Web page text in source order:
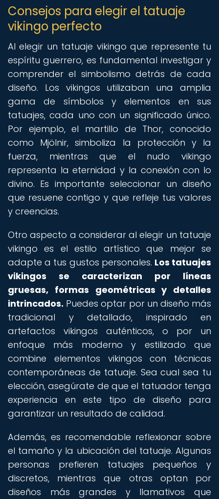
Consejos para elegir el tatuaje
vikingo perfecto
Al elegir un tatuaje vikingo que represente tu
espíritu guerrero, es fundamental investigar y
comprender el simbolismo detrás de cada
diseño. Los vikingos utilizaban una amplia
gama de símbolos y elementos en sus
tatuajes, cada uno con un significado único.
Por ejemplo, el martillo de Thor, conocido
como Mjölnir, simboliza la protección y la
fuerza, mientras que el nudo vikingo
representa la eternidad y la conexión con lo
divino. Es importante seleccionar un diseño
que resuene contigo y que refleje tus valores
y creencias.
Otro aspecto a considerar al elegir un tatuaje
vikingo es el estilo artístico que mejor se
adapte a tus gustos personales. Los tatuajes
vikingos se caracterizan por líneas
gruesas, formas geométricas y detalles
intrincados. Puedes optar por un diseño más
tradicional y detallado, inspirado en
artefactos vikingos auténticos, o por un
enfoque más moderno y estilizado que
combine elementos vikingos con técnicas
contemporáneas de tatuaje. Sea cual sea tu
elección, asegúrate de que el tatuador tenga
experiencia en este tipo de diseño para
garantizar un resultado de calidad.
Además, es recomendable reflexionar sobre
el tamaño y la ubicación del tatuaje. Algunas
personas prefieren tatuajes pequeños y
discretos, mientras que otras optan por
diseños más grandes y llamativos que